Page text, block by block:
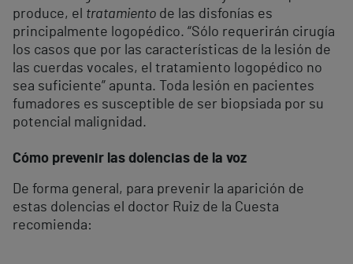
produce, el tratamiento de las disfonías es
principalmente logopédico. “Sólo requerirán cirugía
los casos que por las características de la lesión de
las cuerdas vocales, el tratamiento logopédico no
sea suficiente” apunta. Toda lesión en pacientes
fumadores es susceptible de ser biopsiada por su
potencial malignidad.
Cómo prevenir las dolencias de la voz
De forma general, para prevenir la aparición de
estas dolencias el doctor Ruiz de la Cuesta
recomienda: